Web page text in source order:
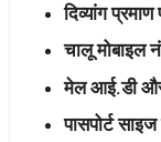
दिव्यांग
चालू मोबाइल
मेल आई.डी
पासपोर्ट